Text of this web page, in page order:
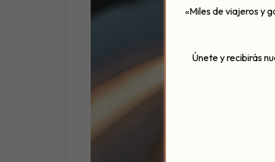
«Miles de viajeros y
Únete y recibirás